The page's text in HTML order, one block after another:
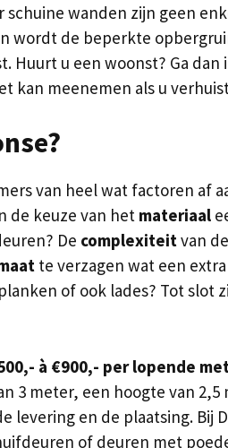
wanden zijn geen
wordt de beperkte
u een woonst? Ga dan
kan meenemen als u
van heel wat factoren af
de keuze van het materiaal
De complexiteitvan
te verzagen wat een
of ook lades? Tot slot
à €900,- per lopende
3 meter, een hoogte van
en de plaatsing. Bij
of deuren met